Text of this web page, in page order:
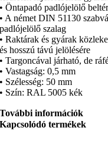
• Öntapadó padlójelölő
• A német DIN 51130
padlójelölő szalag
• Raktárak és gyárak
és hosszú távú jelölésére
• Targoncával járható, de
• Vastagság: 0,5 mm
• Szélesség: 50 mm
• Szín: RAL 5005 kék
További információk
Kapcsolódó termékek